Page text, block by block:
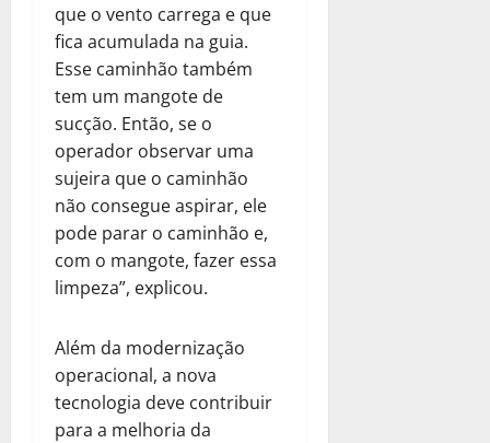
que o vento carrega e que
fica acumulada na guia.
Esse caminhão também
tem um mangote de
sucção. Então, se o
operador observar uma
sujeira que o caminhão
não consegue aspirar, ele
pode parar o caminhão e,
com o mangote, fazer essa
limpeza”, explicou.
Além da modernização
operacional, a nova
tecnologia deve contribuir
para a melhoria da